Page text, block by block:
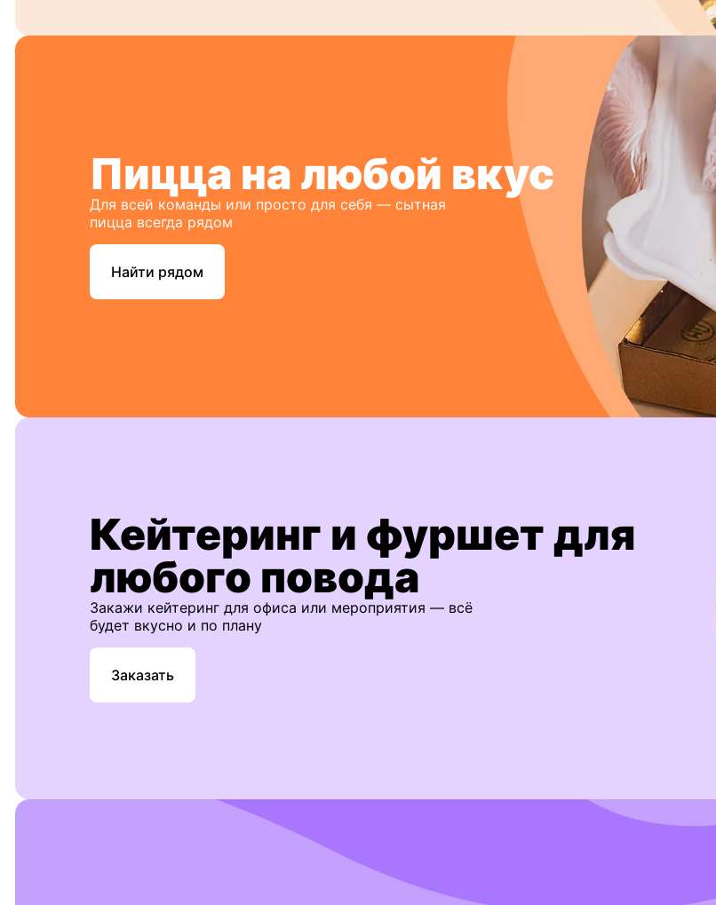
Пицца на любой вкус
Для всей команды или просто для себя — сытная
пицца всегда рядом
Найти рядом
Кейтеринг и фуршет для
любого повода
Закажи кейтеринг для офиса или мероприятия — всё
будет вкусно и по плану
Заказать